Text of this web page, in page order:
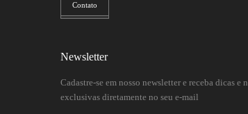
Contato
Newsletter
Cadastre-se em nosso newsletter e receba dicas e
exclusivas diretamente no seu e-mail